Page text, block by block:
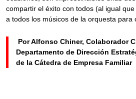
compartir el éxito con todos (al igual
a todos los músicos de la orquesta para
Por Alfonso Chiner, Colaborador
Departamento de Dirección
de la Cátedra de Empresa Familiar